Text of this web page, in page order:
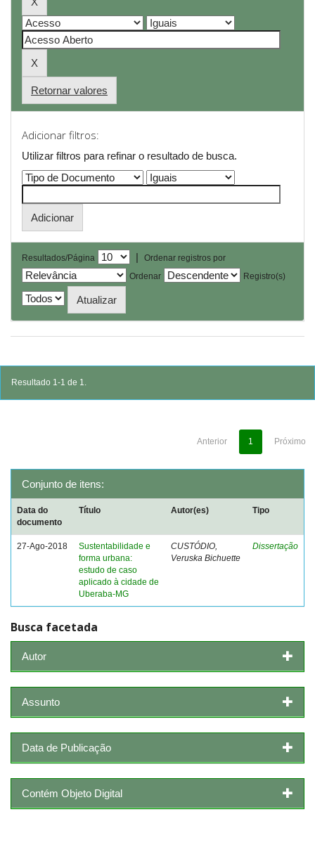
Retornar valores
Adicionar filtros:
Utilizar filtros para refinar o resultado de busca.
Resultados/Página |
Ordenar registros por
Ordenar
Registro(s)
Resultado 1-1 de 1.
Anterior 1 Próximo
Conjunto de itens:
Data do
documento
Título Autor(es) Tipo
27-Ago-2018
Sustentabilidade e
forma urbana:
estudo de caso
aplicado à cidade de
Uberaba-MG
CUSTÓDIO,
Veruska Bichuette
Dissertação
Busca facetada
Autor
Assunto
Data de Publicação
Contém Objeto Digital